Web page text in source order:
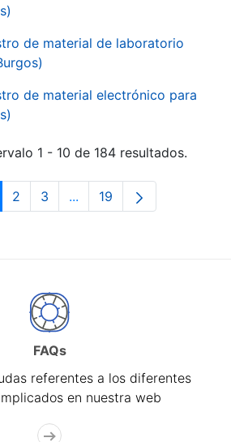
de material de laboratorio
de material electrónico para
1 - 10 de 184 resultados.
Página
2 Página
3 ...Páginas intermedias Use
Página
19
FAQs
referentes a los diferentes
en nuestra web